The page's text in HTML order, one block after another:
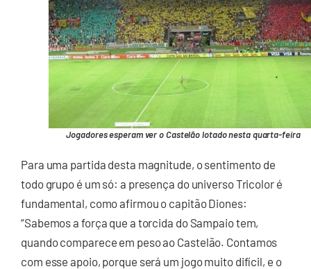
Jogadores esperam ver o Castelão lotado nesta quarta-feira
Para uma partida desta magnitude, o sentimento de
todo grupo é um só: a presença do universo Tricolor é
fundamental, como afirmou o capitão Diones:
“Sabemos a força que a torcida do Sampaio tem,
quando comparece em peso ao Castelão. Contamos
com esse apoio, porque será um jogo muito difícil, e o